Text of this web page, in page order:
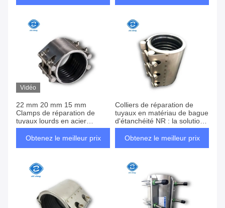
Vidéo
22 mm 20 mm 15 mm
Clamps de réparation de
tuyaux lourds en acier
inoxydable à boulons ronds
Obtenez le meilleur prix
Colliers de réparation de
tuyaux en matériau de bague
d'étanchéité NR : la solution
ultime pour une réparation
rapide et facile
Obtenez le meilleur prix